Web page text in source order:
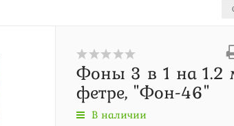
Фоны 3 в 1 на 1.2
фетре, "Фон-46"
В наличии